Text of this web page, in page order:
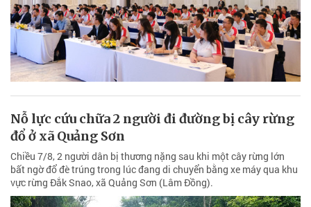
Nỗ lực cứu chữa 2 người đi đường bị cây rừng
đổ ở xã Quảng Sơn
Chiều 7/8, 2 người dân bị thương nặng sau khi một cây rừng lớn
bất ngờ đổ đè trúng trong lúc đang di chuyển bằng xe máy qua khu
vực rừng Đắk Snao, xã Quảng Sơn (Lâm Đồng).